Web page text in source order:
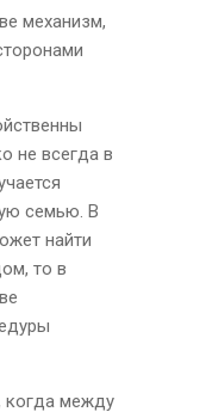
механизм,
не всегда в
семью. В
найти
то в
когда между